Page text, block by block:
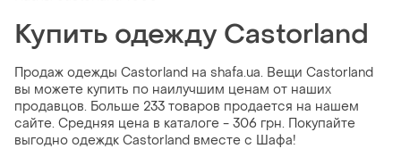
Купить одежду Castorland
Продаж одежды Castorland на shafa.ua. Вещи Castorland
вы можете купить по наилучшим ценам от наших
продавцов. Больше 233 товаров продается на нашем
сайте. Средняя цена в каталоге - 306 грн. Покупайте
выгодно одеждк Castorland вместе с Шафа!